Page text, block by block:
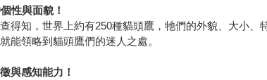
性與面貌！
得知，世界上約有250種貓頭鷹，牠們的外貌、大小
能領略到貓頭鷹們的迷人之處。
與感知能力！